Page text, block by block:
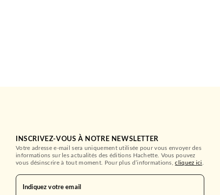
INSCRIVEZ-VOUS À NOTRE NEWSLETTER
Votre adresse e-mail sera uniquement utilisée pour vous envoyer des
informations sur les actualités des éditions Hachette. Vous pouvez
vous désinscrire à tout moment. Pour plus d’informations,cliquez ici
Indiquez votre email